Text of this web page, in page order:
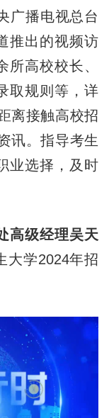
播电视总台
推出的视频访
高校校长、
取规则等，详
离接触高校招
讯。指导考生
业选择，及时
高级经理吴天
大学2024年招